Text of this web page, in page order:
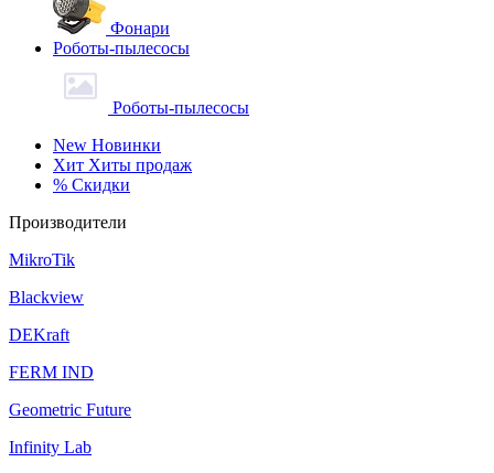
Фонари
Роботы-пылесосы
Роботы-пылесосы
New Новинки
Хит Хиты продаж
% Скидки
Производители
MikroTik
Blackview
DEKraft
FERM IND
Geometric Future
Infinity Lab